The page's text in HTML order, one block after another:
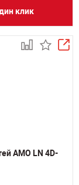
клик
AMO LN 4D-